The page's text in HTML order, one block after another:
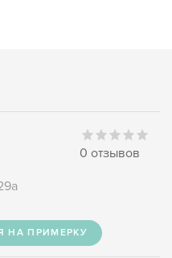
0 отзывов
НА ПРИМЕРКУ